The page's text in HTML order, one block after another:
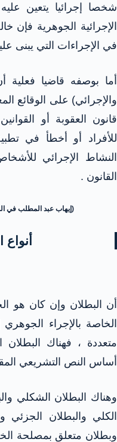
شخصا إجرائيا يتعين
الإجرائية الجوهرية فإن
في الإجراءات التي يبنى
أما بوصفه قاضيا فعلية
والإجرائي) على الوقائع
قانون العقوبة أو
للأفراد أو أخطأ في
النشاط الإجرائي
القانون .
(إيهاب عبد المطلب في
أن البطلان وإن كان هو
الخاصة بالإجراء الجوهري
متعددة ، فهناك
أساس النص التشريعي
وهناك البطلان الشكلي
الكلي والبطلان الجزئي
وبطلان متعلق بمصلحة